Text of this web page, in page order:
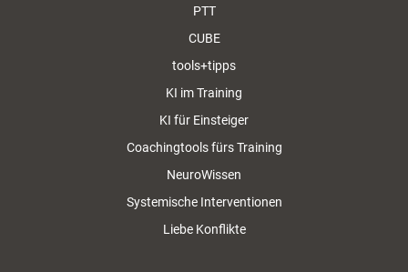
PTT
CUBE
tools+tipps
KI im Training
KI für Einsteiger
Coachingtools fürs Training
NeuroWissen
Systemische Interventionen
Liebe Konflikte